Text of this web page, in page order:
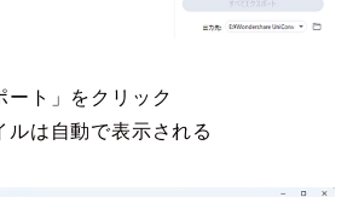
ート」をクリック
ルは自動で表示される